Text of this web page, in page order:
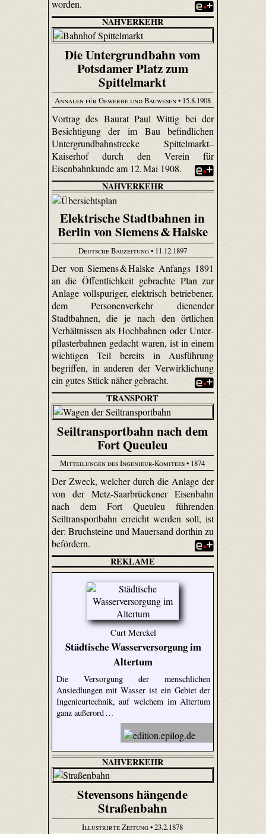
worden.
NAHVERKEHR
Die Untergrundbahn vom
Potsdamer Platz zum
Spittelmarkt
Annalen für Gewerbe und Bauwesen• 15.8.1908
Vortrag des Baurat Paul Wittig bei der
Besichtigung der im Bau befindlichen
Untergrundbahnstrecke Spittelmarkt–
Kaiserhof durch den Verein für
Eisenbahnkunde am 12. Mai 1908.
NAHVERKEHR
Elektrische Stadtbahnen in
Berlin von Siemens & Halske
Deutsche Bauzeitung• 11.12.1897
Der von Siemens & Halske Anfangs 1891
an die Öffentlichkeit gebrachte Plan zur
Anlage voll­spuriger, elektrisch betriebener,
dem Personenverkehr dienender
Stadtbahnen, die je nach den örtlichen
Verhältnissen als Hochbahnen oder Unter­
pflaster­bahnen gedacht waren, ist in einem
wichtigen Teil bereits in Ausführung
begriffen, in anderen der Verwirklichung
ein gutes Stück näher gebracht.
TRANSPORT
Seiltransportbahn nach dem
Fort Queuleu
Mitteilungen des Ingenieur-Komitees• 1874
Der Zweck, welcher durch die Anlage der
von der Metz-Saar­brücke­ner Eisenbahn
nach dem Fort Queuleu führenden
Seiltransportbahn erreicht werden soll, ist
der: Bruchsteine und Mauersand dorthin zu
befördern.
REKLAME
Curt Merckel
Städtische Wasserversorgung im
Altertum
Die Versorgung der menschlichen
Ansiedlungen mit Wasser ist ein Gebiet der
Ingenieurtechnik, auf welchem im Altertum
ganz außerord …
NAHVERKEHR
Stevensons hängende
Straßenbahn
Illustrirte Zeitung• 23.2.1878